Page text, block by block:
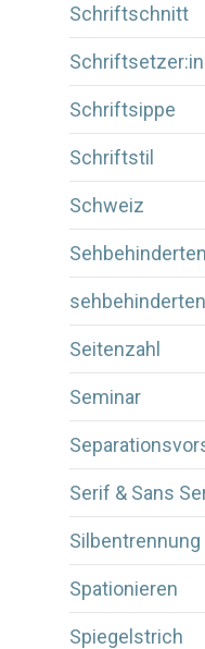
Schriftschnitt
Schriftsetzer:in
Schriftsippe
Schriftstil
Schweiz
Seitenzahl
Seminar
Serif & Sans
Silbentrennung
Spationieren
Spiegelstrich